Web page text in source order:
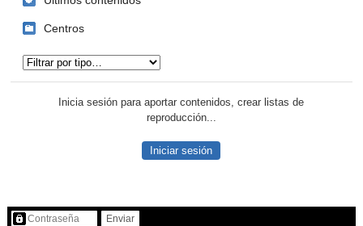
Centros
Inicia sesión para aportar contenidos, crear listas de
reproducción...
Iniciar sesión
Contenido protegido…